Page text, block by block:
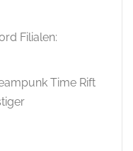
Filialen:
Time Rift